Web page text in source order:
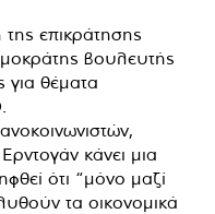
επικράτησης
βουλευτής
για θέματα
κάνει μια
ότι “μόνο μαζί
τα οικονομικά